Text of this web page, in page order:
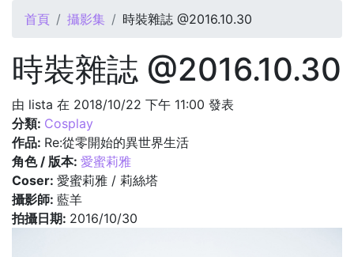
您在這裡
首頁 攝影集 時裝雜誌 @2016.10.30
時裝雜誌 @2016.10.30
由 lista 在 2018/10/22 下午 11:00 發表
分類: Cosplay
作品: Re:從零開始的異世界生活
角色 / 版本: 愛蜜莉雅
Coser: 愛蜜莉雅 / 莉絲塔
攝影師: 藍羊
拍攝日期: 2016/10/30